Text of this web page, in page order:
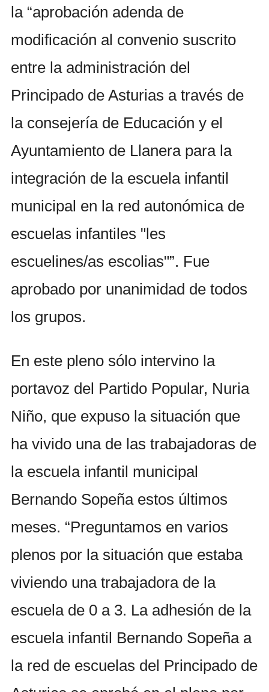
la “aprobación adenda de
modificación al convenio suscrito
entre la administración del
Principado de Asturias a través de
la consejería de Educación y el
Ayuntamiento de Llanera para la
integración de la escuela infantil
municipal en la red autonómica de
escuelas infantiles "les
escuelines/as escolias"”. Fue
aprobado por unanimidad de todos
los grupos.
En este pleno sólo intervino la
portavoz del Partido Popular, Nuria
Niño, que expuso la situación que
ha vivido una de las trabajadoras de
la escuela infantil municipal
Bernando Sopeña estos últimos
meses. “Preguntamos en varios
plenos por la situación que estaba
viviendo una trabajadora de la
escuela de 0 a 3. La adhesión de la
escuela infantil Bernando Sopeña a
la red de escuelas del Principado de